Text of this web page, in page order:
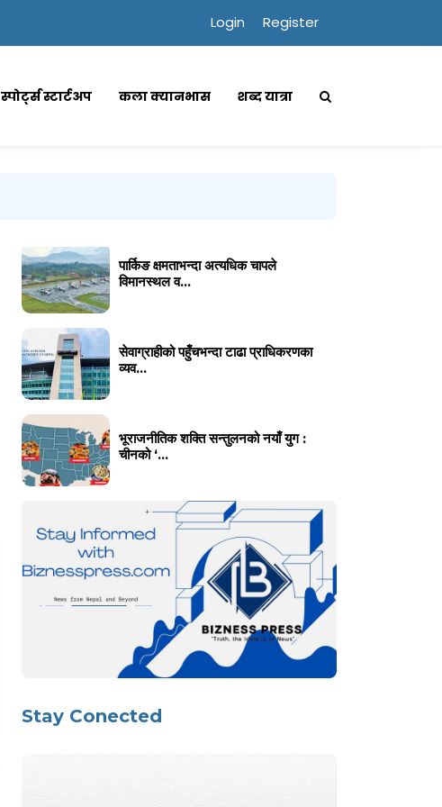
Login Register
स्पोर्ट्स स्टार्टअप कला क्यानभास शब्द यात्रा
पार्किङ क्षमताभन्दा अत्यधिक चापले
विमानस्थल व...
सेवाग्राहीको पहुँचभन्दा टाढा प्राधिकरणका
व्यव...
भूराजनीतिक शक्ति सन्तुलनको नयाँ युग :
चीनको ‘...
Stay Conected